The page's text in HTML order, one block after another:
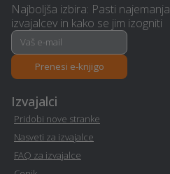
mestu - Hodos
Hidravlika - Hodos
Avtokozmetika - Hodos
Erotična masaža - Hodos
Najem tiskalnika - Hodos
Najboljša izbira: Pasti najemanja
izvajalcev in kako se jim izogniti
Prenesi e-knjigo
Izvajalci
Pridobi nove stranke
Nasveti za izvajalce
FAQ za izvajalce